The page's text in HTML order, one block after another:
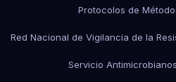
Protocolos de
Red Nacional de Vigilancia de la
Servicio Antimicrobianos